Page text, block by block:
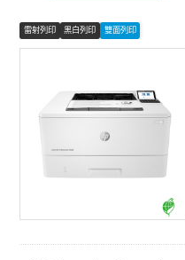
雷射列印 黑白列印 雙面列印